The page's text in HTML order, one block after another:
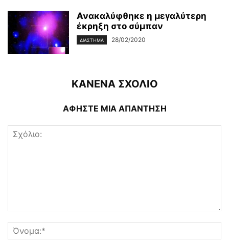
Ανακαλύφθηκε η μεγαλύτερη
έκρηξη στο σύμπαν
ΔΙΆΣΤΗΜΑ 28/02/2020
ΚΑΝΕΝΑ ΣΧΟΛΙΟ
ΑΦΗΣΤΕ ΜΙΑ ΑΠΑΝΤΗΣΗ